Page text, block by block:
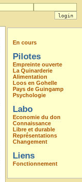
En cours
Pilotes
Empreinte ouverte
La Quinarderie
Alimentation
Loos en Gohelle
Pays de Guingamp
Psychologie
Labo
Economie du don
Connaissance
Libre et durable
Représentations
Changement
Liens
Fonctionnement